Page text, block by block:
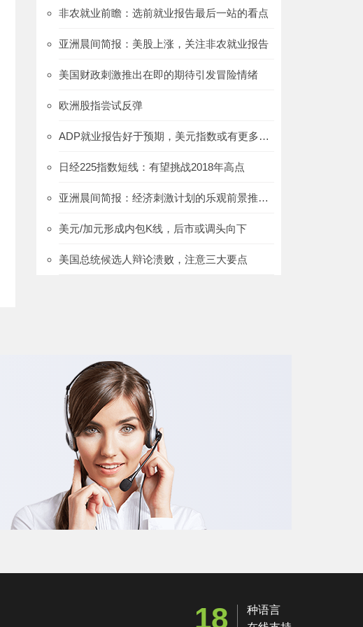
非农就业前瞻：选前就业报告最后一站的看点
亚洲晨间简报：美股上涨，关注非农就业报告
美国财政刺激推出在即的期待引发冒险情绪
欧洲股指尝试反弹
ADP就业报告好于预期，美元指数或有更多上行空间
日经225指数短线：有望挑战2018年高点
亚洲晨间简报：经济刺激计划的乐观前景推动美股重新上涨
美元/加元形成内包K线，后市或调头向下
美国总统候选人辩论溃败，注意三大要点
18
种语言